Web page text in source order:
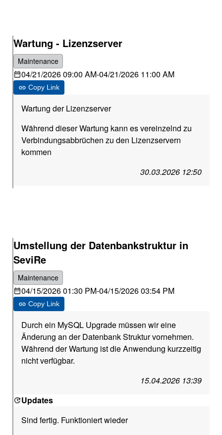
Wartung - Lizenzserver
Maintenance
04/21/2026 09:00 AM-04/21/2026 11:00 AM
Copy Link
Wartung der Lizenzserver
Während dieser Wartung kann es vereinzelnd zu
Verbindungsabbrüchen zu den Lizenzservern
kommen
30.03.2026 12:50
Umstellung der Datenbankstruktur in
SeviRe
Maintenance
04/15/2026 01:30 PM-04/15/2026 03:54 PM
Copy Link
Durch ein MySQL Upgrade müssen wir eine
Änderung an der Datenbank Struktur vornehmen.
Während der Wartung ist die Anwendung kurzzeitig
nicht verfügbar.
15.04.2026 13:39
Updates
Sind fertig. Funktioniert wieder